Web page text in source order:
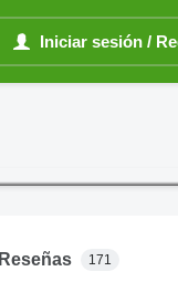
Iniciar sesión /
Reseñas 171